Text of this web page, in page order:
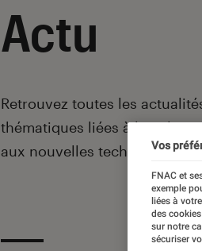
Actu
Introduction
Retrouvez toutes les
thématiques liées à la
aux nouvelles technologies.
Vos
FNAC et
exemple
liées à
des
sur notre
sécuriser